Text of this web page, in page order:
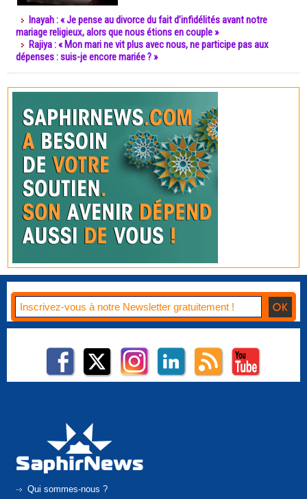
Inayah : « Je pense au divorce du fait d’infidélités avant notre
mariage religieux, alors que nous étions en couple »
Rajiya : « Mon mari ne vit plus avec nous, ne participe pas aux
dépenses : suis-je encore mariée ? »
Qui sommes-nous ?